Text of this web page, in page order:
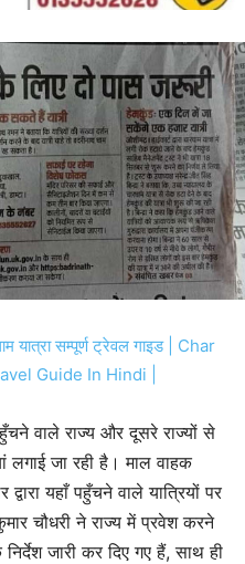
यात्रा सम्पूर्ण ट्रेवल गाइड | Char
Guide In Hindi |
वाले राज्य और दूसरे राज्यों से
लगाई जा रही है। माल वाहक
यहाँ पहुँचने वाले यात्रियों पर
चौधरी नेराज्य में प्रवेश करने
जारी कर दिए गए हैं, साथ ही